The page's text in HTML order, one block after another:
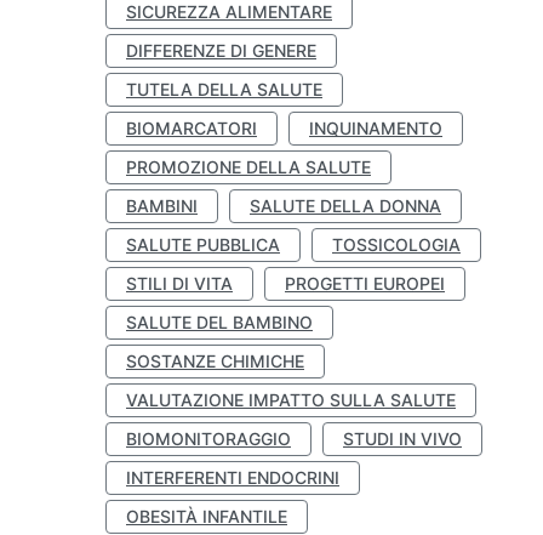
SICUREZZA ALIMENTARE
DIFFERENZE DI GENERE
TUTELA DELLA SALUTE
BIOMARCATORI
INQUINAMENTO
PROMOZIONE DELLA SALUTE
BAMBINI
SALUTE DELLA DONNA
SALUTE PUBBLICA
TOSSICOLOGIA
STILI DI VITA
PROGETTI EUROPEI
SALUTE DEL BAMBINO
SOSTANZE CHIMICHE
VALUTAZIONE IMPATTO SULLA SALUTE
BIOMONITORAGGIO
STUDI IN VIVO
INTERFERENTI ENDOCRINI
OBESITÀ INFANTILE